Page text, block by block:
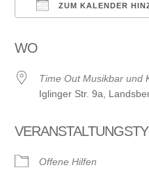
ZUM KALENDER
WO
Time Out Musikbar und
Iglinger Str. 9a,
Offene Hilfen